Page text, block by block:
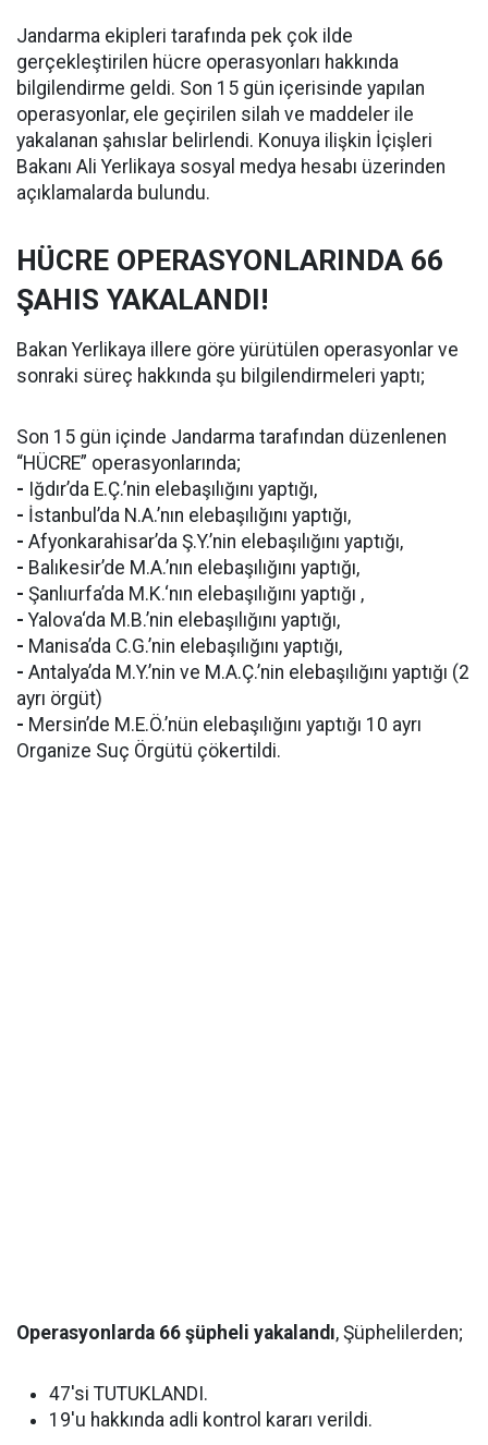
Jandarma ekipleri tarafında pek çok ilde
gerçekleştirilen hücre operasyonları hakkında
bilgilendirme geldi. Son 15 gün içerisinde yapılan
operasyonlar, ele geçirilen silah ve maddeler ile
yakalanan şahıslar belirlendi. Konuya ilişkin İçişleri
Bakanı Ali Yerlikaya sosyal medya hesabı üzerinden
açıklamalarda bulundu.
HÜCRE OPERASYONLARINDA 66
ŞAHIS YAKALANDI!
Bakan Yerlikaya illere göre yürütülen operasyonlar ve
sonraki süreç hakkında şu bilgilendirmeleri yaptı;
Son 15 gün içinde Jandarma tarafından düzenlenen
“HÜCRE” operasyonlarında;
- Iğdır’da E.Ç.’nin elebaşılığını yaptığı,
- İstanbul’da N.A.’nın elebaşılığını yaptığı,
- Afyonkarahisar’da Ş.Y.’nin elebaşılığını yaptığı,
- Balıkesir’de M.A.’nın elebaşılığını yaptığı,
- Şanlıurfa’da M.K.‘nın elebaşılığını yaptığı ,
- Yalova‘da M.B.’nin elebaşılığını yaptığı,
- Manisa’da C.G.’nin elebaşılığını yaptığı,
- Antalya’da M.Y.’nin ve M.A.Ç.’nin elebaşılığını yaptığı (2
ayrı örgüt)
- Mersin’de M.E.Ö.’nün elebaşılığını yaptığı 10 ayrı
Organize Suç Örgütü çökertildi.
Operasyonlarda 66 şüpheli yakalandı, Şüphelilerden;
47'si TUTUKLANDI.
19'u hakkında adli kontrol kararı verildi.